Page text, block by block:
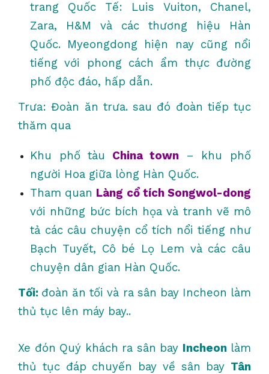
trang Quốc Tế: Luis Vuiton, Chanel,
Zara, H&M và các thương hiệu Hàn
Quốc. Myeongdong hiện nay cũng nổi
tiếng với phong cách ẩm thực đường
phố độc đáo, hấp dẫn.
Trưa: Đoàn ăn trưa. sau đó đoàn tiếp tục
thăm qua
Khu phố tàu China town – khu phố
người Hoa giữa lòng Hàn Quốc.
Tham quan Làng cổ tích Songwol-dong
với những bức bích họa và tranh vẽ mô
tả các câu chuyện cổ tích nổi tiếng như
Bạch Tuyết, Cô bé Lọ Lem và các câu
chuyện dân gian Hàn Quốc.
Tối: đoàn ăn tối và ra sân bay Incheon làm
thủ tục lên máy bay..
Xe đón Quý khách ra sân bay Incheonlàm
thủ tục đáp chuyến bay về sân bay Tân